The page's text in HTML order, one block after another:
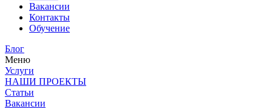
Вакансии
Контакты
Обучение
Блог
Меню
Услуги
НАШИ ПРОЕКТЫ
Статьи
Вакансии